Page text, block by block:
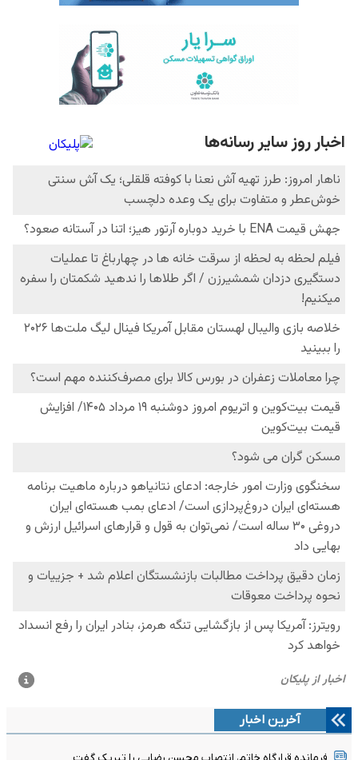
آخرین اخبار